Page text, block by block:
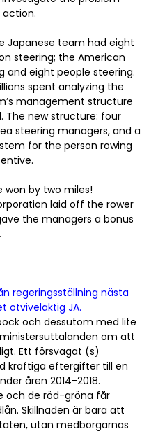
Japanese team had eight
steering; the American
and eight people steering.
spent analyzing the
management structure
The new structure: four
steering managers, and a
for the person rowing
won by two miles!
laid off the rower
the managers a bonus
regeringsställning nästa
otvivelaktig JA.
och dessutom med lite
om att
Ett försvagat (s)
kraftiga eftergifter till en
åren 2014-2018.
och de röd-gröna får
Skillnaden är bara att
utan medborgarnas